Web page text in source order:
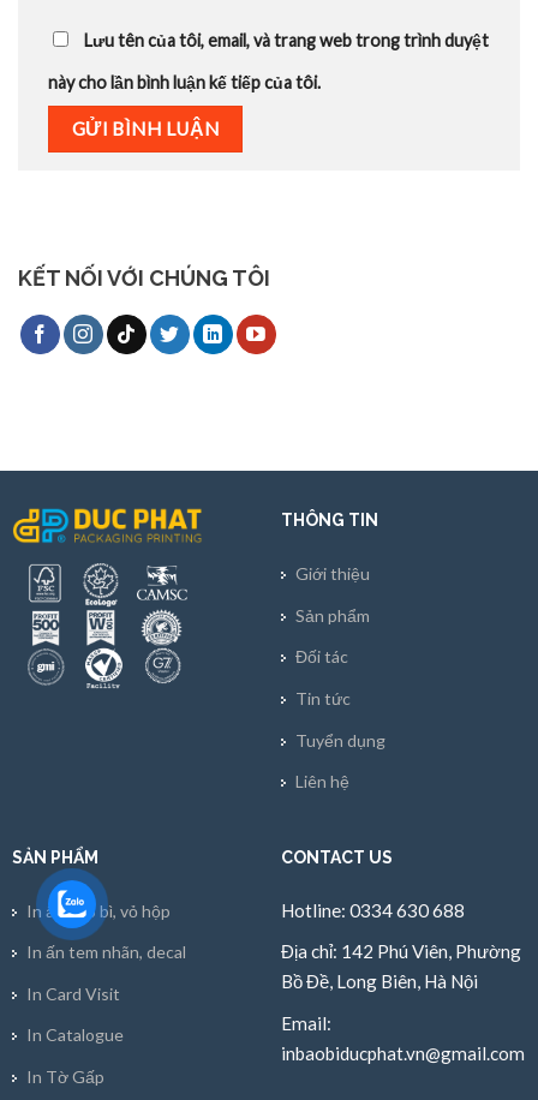
Lưu tên của tôi, email, và trang web trong trình duyệt
này cho lần bình luận kế tiếp của tôi.
KẾT NỐI VỚI CHÚNG TÔI
THÔNG TIN
Giới thiệu
Sản phẩm
Đối tác
Tin tức
Tuyển dụng
Liên hệ
SẢN PHẨM
In ấn bao bì, vỏ hộp
In ấn tem nhãn, decal
In Card Visit
In Catalogue
In Tờ Gấp
CONTACT US
Hotline: 0334 630 688
Địa chỉ: 142 Phú Viên, Phường
Bồ Đề, Long Biên, Hà Nội
Email:
inbaobiducphat.vn@gmail.com